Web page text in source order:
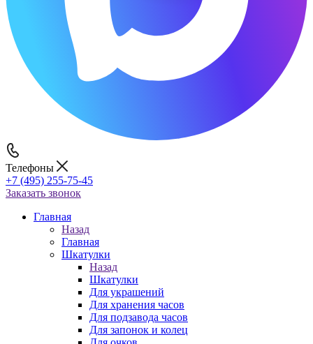
Телефоны
+7 (495) 255-75-45
Заказать звонок
Главная
Назад
Главная
Шкатулки
Назад
Шкатулки
Для украшений
Для хранения часов
Для подзавода часов
Для запонок и колец